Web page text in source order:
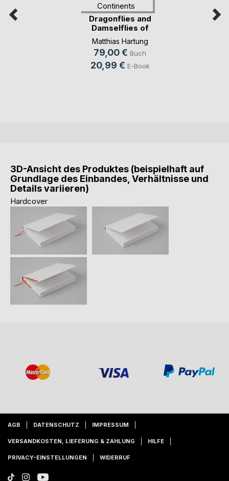
Dragonflies and
Damselflies of
the(...)
Matthias Hartung
79,00 € Buch
20,99 € E-Book
3D-Ansicht des Produktes (beispielhaft auf
Grundlage des Einbandes, Verhältnisse und
Details variieren)
Hardcover
AGB DATENSCHUTZ IMPRESSUM
VERSANDKOSTEN, LIEFERUNG & ZAHLUNG HILFE
PRIVACY-EINSTELLUNGEN WIDERRUF